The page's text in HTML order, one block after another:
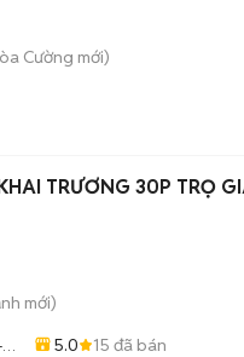
Cường mới)
TRƯƠNG 30P TRỌ
mới)
5.0 15 đã bán